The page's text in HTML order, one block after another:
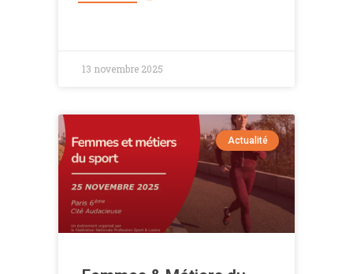
13 novembre 2025
Actualité